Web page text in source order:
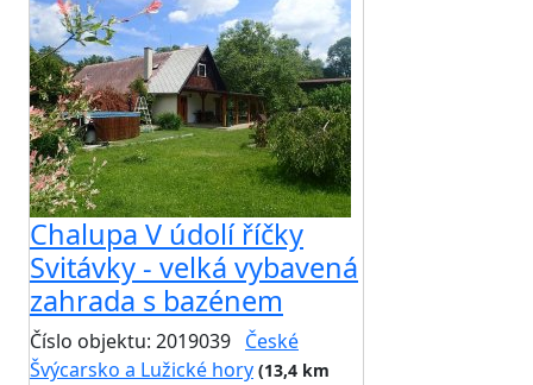
Chalupa V údolí říčky
Svitávky - velká vybavená
zahrada s bazénem
Číslo objektu: 2019039 České
Švýcarsko a Lužické hory (13,4 km